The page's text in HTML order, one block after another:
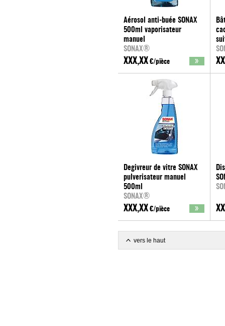
Aérosol anti-buée SONAX
500ml vaporisateur
manuel
SONAX®
XXX,XX €/pièce
Degivreur de vitre SONAX
pulverisateur manuel
500ml
SONAX®
XXX,XX €/pièce
vers le haut